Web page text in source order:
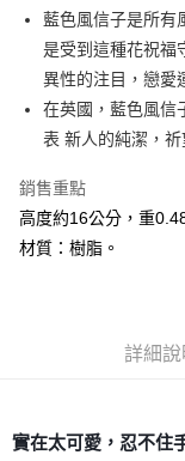
Apple Pay
街口支付
悠遊付
ATM付款
全家取貨付款
每筆NT$80，滿
每筆NT$80，滿
藍色風信子是所有
是受到這種花祝福
異性的注目，戀愛
在英國，藍色風信
表 新人的純潔，祈
銷售重點
高度約16公分，重
材質：樹脂。
詳細說
實在太可愛，忍不住